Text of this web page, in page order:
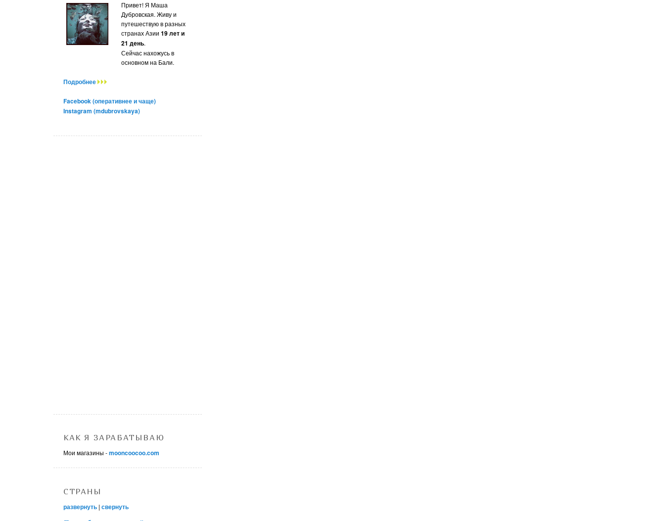
Привет! Я Маша
Дубровская. Живу и
путешествую в разных
странах Азии 19 лет и
21 день.
Сейчас нахожусь в
основном на Бали.
Подробнее
Facebook (оперативнее и чаще)
Instagram (mdubrovskaya)
КАК Я ЗАРАБАТЫВАЮ
Мои магазины -mooncoocoo.com
СТРАНЫ
развернуть | свернуть